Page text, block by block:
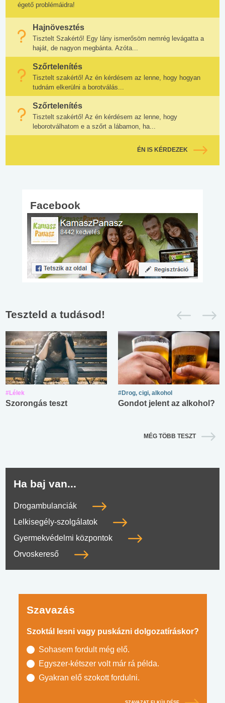
égető problémáidra!
Hajnövesztés
Tisztelt Szakértő! Egy lány ismerősöm nemrég levágatta a
haját, de nagyon megbánta. Azóta...
Szőrtelenítés
Tisztelt szakértő! Az én kérdésem az lenne, hogy hogyan
tudnám elkerülni a borotválás...
Szőrtelenítés
Tisztelt szakértő! Az én kérdésem az lenne, hogy
leborotválhatom e a szőrt a lábamon, ha...
ÉN IS KÉRDEZEK
Facebook
Teszteld a tudásod!
#Lélek
Szorongás teszt
#Drog, cigi, alkohol
Gondot jelent az alkohol?
MÉG TÖBB TESZT
Ha baj van...
Drogambulanciák
Lelkisegély-szolgálatok
Gyermekvédelmi központok
Orvoskereső
Szavazás
Szoktál lesni vagy puskázni dolgozatíráskor?
Sohasem fordult még elő.
Egyszer-kétszer volt már rá példa.
Gyakran elő szokott fordulni.